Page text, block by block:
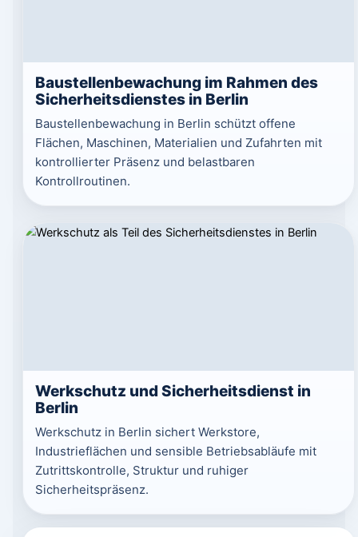
Baustellenbewachung im Rahmen des
Sicherheitsdienstes in Berlin
Baustellenbewachung in Berlin schützt offene
Flächen, Maschinen, Materialien und Zufahrten mit
kontrollierter Präsenz und belastbaren
Kontrollroutinen.
Werkschutz und Sicherheitsdienst in
Berlin
Werkschutz in Berlin sichert Werkstore,
Industrieflächen und sensible Betriebsabläufe mit
Zutrittskontrolle, Struktur und ruhiger
Sicherheitspräsenz.